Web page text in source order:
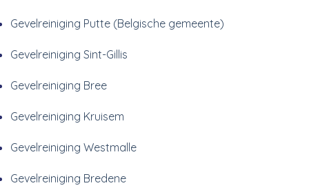
Gevelreiniging Putte (Belgische gemeente)
Gevelreiniging Sint-Gillis
Gevelreiniging Bree
Gevelreiniging Kruisem
Gevelreiniging Westmalle
Gevelreiniging Bredene